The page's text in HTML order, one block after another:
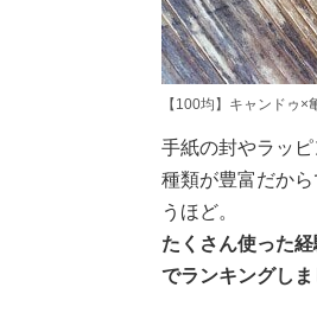
【100均】キャンドゥ
手紙の封やラッ
種類が豊富だか
うほど。
たくさん使った
でランキングしま